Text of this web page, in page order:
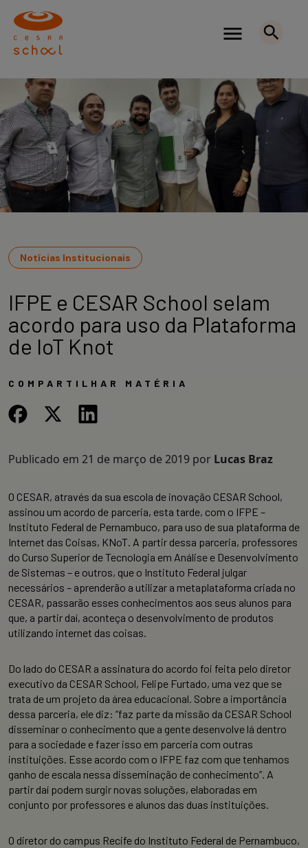
Notícias Institucionais
IFPE e CESAR School selam
acordo para uso da Plataforma
de IoT Knot
COMPARTILHAR MATÉRIA
Publicado em 21 de março de 2019 por Lucas Braz
O CESAR, através da sua escola de inovação CESAR School,
assinou um acordo de parceria, esta tarde, com o IFPE –
Instituto Federal de Pernambuco, para uso de sua plataforma de
Internet das Coisas, KNoT. A partir dessa parceria, professores
do Curso Superior de Tecnologia em Análise e Desenvolvimento
de Sistemas – e outros, que o Instituto Federal julgar
necessários – aprenderão a utilizar a metaplataforma criada no
CESAR, passarão esses conhecimentos aos seus alunos para
que, a partir daí, aconteça o desenvolvimento de produtos
utilizando internet das coisas.
Do lado do CESAR a assinatura do acordo foi feita pelo diretor
executivo da CESAR School, Felipe Furtado, uma vez que se
trata de um projeto da área educacional. Sobre a importância
dessa parceria, ele diz: “faz parte da missão da CESAR School
disseminar o conhecimento que a gente desenvolve lá dentro
para a sociedade e fazer isso em parceria com outras
instituições. Esse acordo com o IFPE faz com que tenhamos
ganho de escala nessa disseminação de conhecimento”. A
partir daí podem surgir novas soluções, elaboradas em
conjunto por professores e alunos das duas instituições.
O diretor do campus Recife do Instituto Federal de Pernambuco,